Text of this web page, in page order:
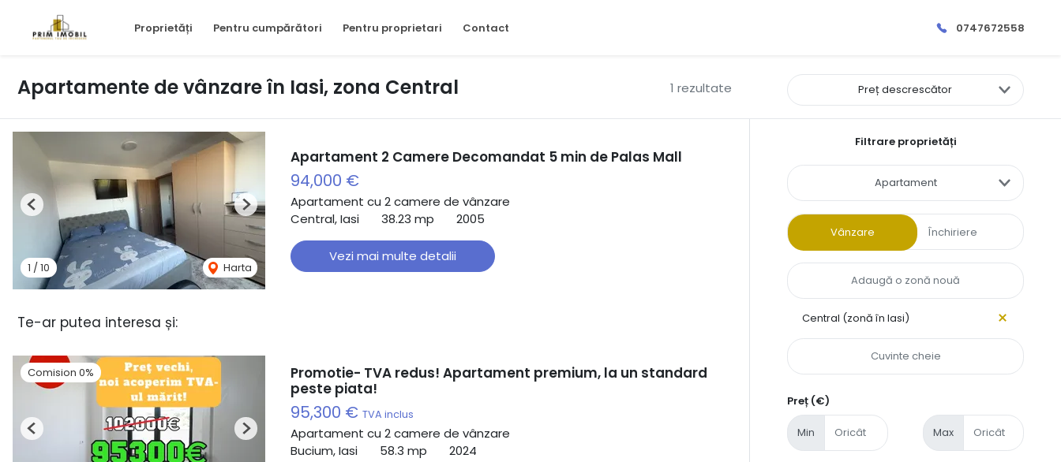
Proprietăți Pentru cumpărători Pentru proprietari Contact 0747672558
1 rezultate
Apartamente de vânzare în Iasi, zona Central Preț descrescător
1 /10 Harta
Previous Next
Apartament 2 Camere Decomandat 5 min de Palas Mall
94,000 €
Apartament cu 2 camere de vânzare
Central, Iasi
38.23 mp 2005
Vezi mai multe detalii
Te-ar putea interesa și:
Comision 0%
Previous Next
Promotie- TVA redus! Apartament premium, la un standard
peste piata!
95,300 € TVA inclus
Apartament cu 2 camere de vânzare
Bucium, Iasi
58.3 mp 2024
Filtrare proprietăți
Apartament
Vânzare Închiriere
Central (zonă în Iasi)
Preț (€)
Min Max